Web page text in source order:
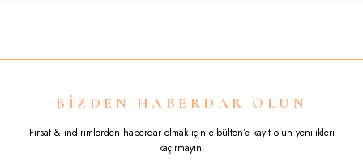
Ürün resmi kalitesiz, bozuk veya görüntülenemiyor.
Ürün açıklamasında eksik bilgiler bulunuyor.
BİZDEN HABERDAR OLUN
Fırsat & indirimlerden haberdar olmak için e-bülten’e kayıt olun yenilikleri
kaçırmayın!